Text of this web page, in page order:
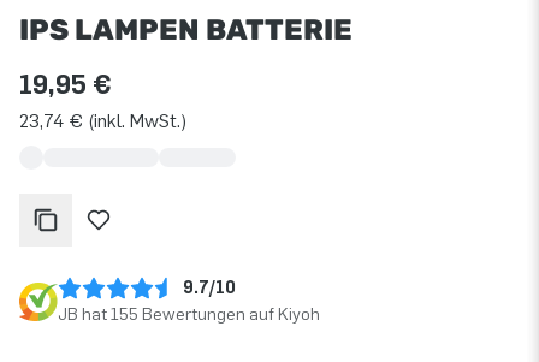
IPS LAMPEN BATTERIE
19,95 €
23,74 € (inkl. MwSt.)
9.7/10
JB hat 155 Bewertungen auf Kiyoh